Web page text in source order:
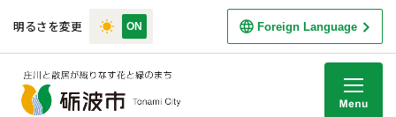
明るさを変更 Foreign Language